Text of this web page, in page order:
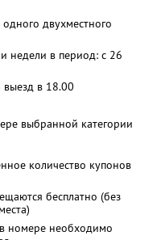
двухместного
недели в период: с 26
выезд в 18.00
выбранной категории
количество купонов
бесплатно (без
номере необходимо